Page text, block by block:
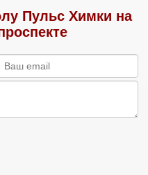
Пульс Химки на